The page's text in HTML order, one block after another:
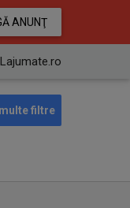
ANUNŢ
filtre